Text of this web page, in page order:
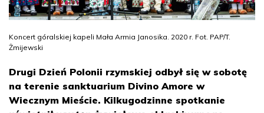
Koncert góralskiej kapeli Mała Armia Janosika. 2020 r. Fot. PAP/T.
Żmijewski
Drugi Dzień Polonii rzymskiej odbył się w sobotę
na terenie sanktuarium Divino Amore w
Wiecznym Mieście. Kilkugodzinne spotkanie